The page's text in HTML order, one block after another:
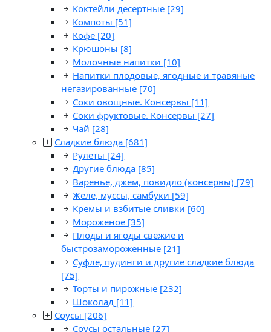
Коктейли десертные [29]
Компоты [51]
Кофе [20]
Крюшоны [8]
Молочные напитки [10]
Напитки плодовые, ягодные и травяные
негазированные [70]
Соки овощные. Консервы [11]
Соки фруктовые. Консервы [27]
Чай [28]
Сладкие блюда [681]
Рулеты [24]
Другие блюда [85]
Варенье, джем, повидло (консервы) [79]
Желе, муссы, самбуки [59]
Кремы и взбитые сливки [60]
Мороженое [35]
Плоды и ягоды свежие и
быстрозамороженные [21]
Суфле, пудинги и другие сладкие блюда
[75]
Торты и пирожные [232]
Шоколад [11]
Соусы [206]
Соусы остальные [27]